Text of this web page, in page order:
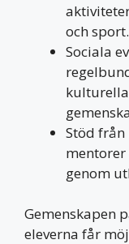
och sport.
Sociala
Stöd
mentorer
genom
Gemenskapen
eleverna får